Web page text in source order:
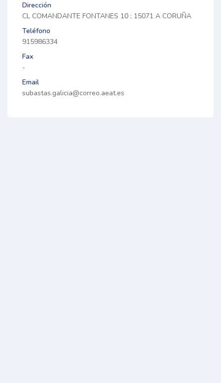
Dirección
CL COMANDANTE FONTANES 10 ; 15071 A CORUÑA
Teléfono
915986334
Fax
-
Email
subastas.galicia@correo.aeat.es